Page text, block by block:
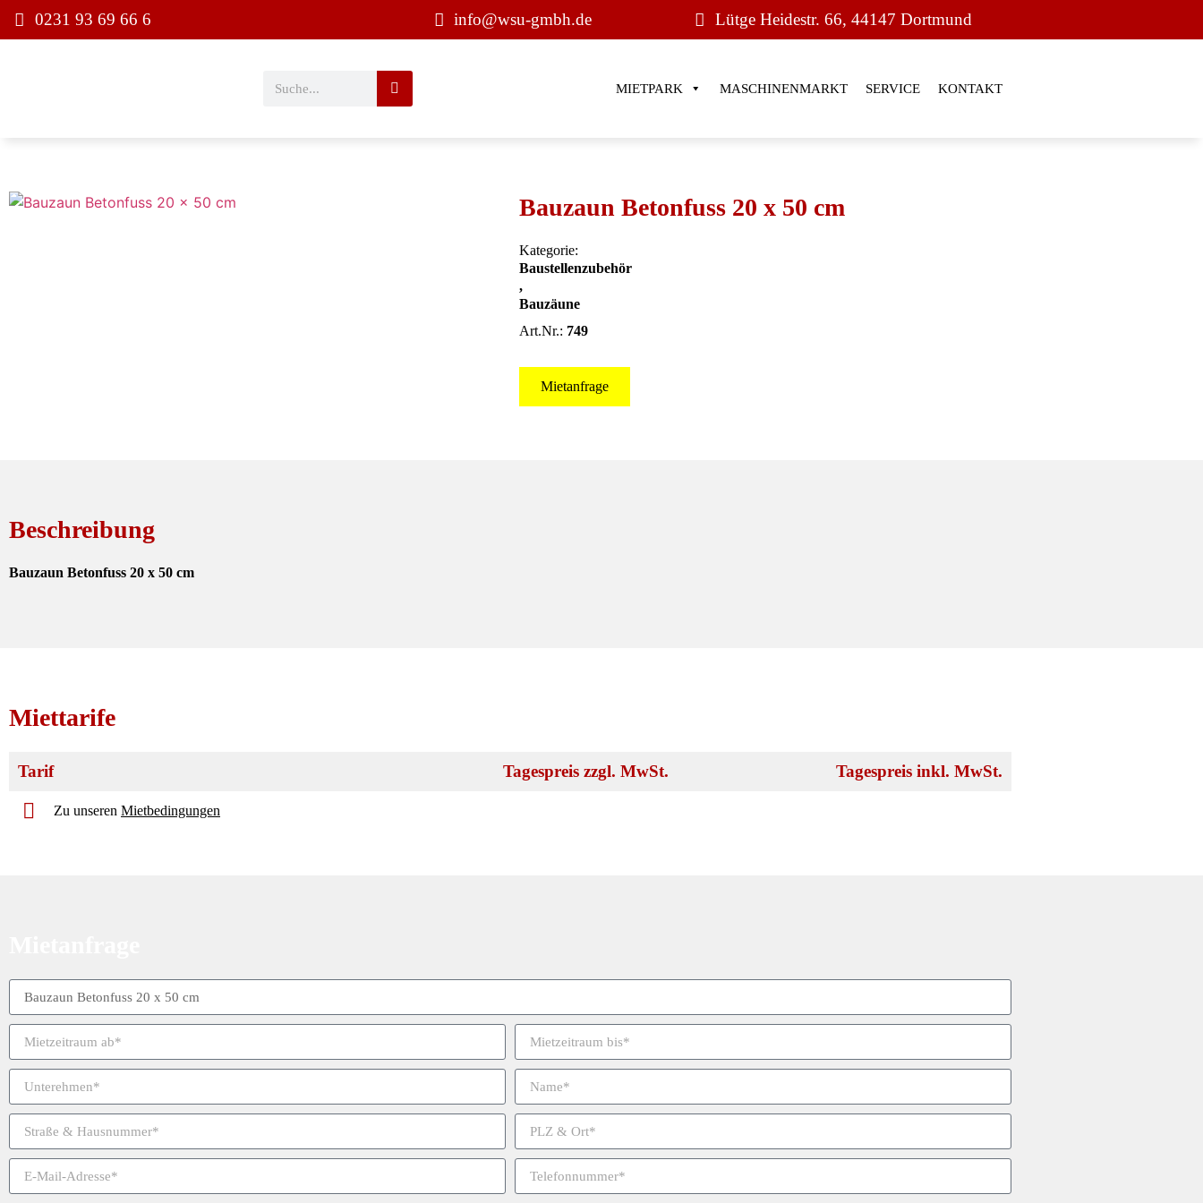
0231 93 69 66 6 info@wsu-gmbh.de Lütge Heidestr. 66, 44147 Dortmund
MIETPARK MASCHINENMARKT SERVICE KONTAKT
Bauzaun Betonfuss 20 x 50 cm
Kategorie:
Baustellenzubehör
,
Bauzäune
Art.Nr.: 749
Mietanfrage
Beschreibung
Bauzaun Betonfuss 20 x 50 cm
Miettarife
Tarif Tagespreis zzgl. MwSt. Tagespreis inkl. MwSt.
Zu unseren Mietbedingungen